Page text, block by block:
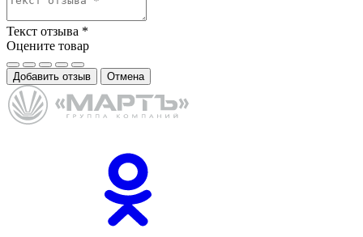
Текст отзыва *
Оцените товар
Добавить отзыв Отмена